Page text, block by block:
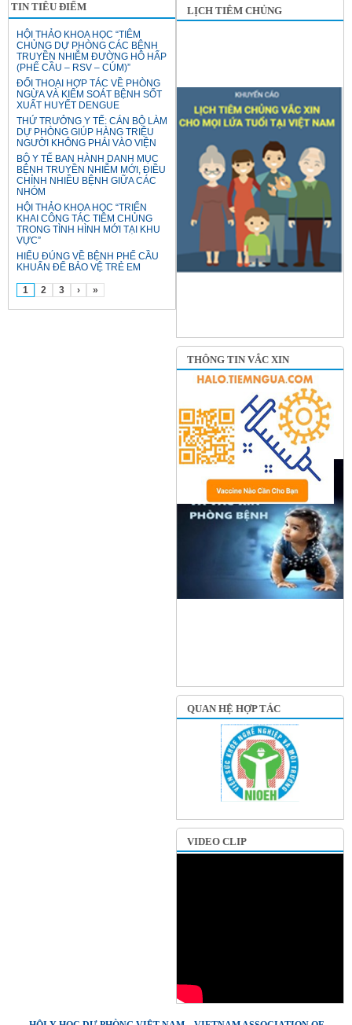
TIN TIÊU ĐIỂM
HỘI THẢO KHOA HỌC “TIÊM
CHỦNG DỰ PHÒNG CÁC BỆNH
TRUYỀN NHIỄM ĐƯỜNG HÔ HẤP
(PHẾ CẦU – RSV – CÚM)”
ĐỐI THOẠI HỢP TÁC VỀ PHÒNG
NGỪA VÀ KIỂM SOÁT BỆNH SỐT
XUẤT HUYẾT DENGUE
THỨ TRƯỞNG Y TẾ: CÁN BỘ LÀM
DỰ PHÒNG GIÚP HÀNG TRIỆU
NGƯỜI KHÔNG PHẢI VÀO VIỆN
BỘ Y TẾ BAN HÀNH DANH MỤC
BỆNH TRUYỀN NHIỄM MỚI, ĐIỀU
CHỈNH NHIỀU BỆNH GIỮA CÁC
NHÓM
HỘI THẢO KHOA HỌC “TRIỂN
KHAI CÔNG TÁC TIÊM CHỦNG
TRONG TÌNH HÌNH MỚI TẠI KHU
VỰC”
HIỂU ĐÚNG VỀ BỆNH PHẾ CẦU
KHUẨN ĐỂ BẢO VỆ TRẺ EM
1 2 3 › »
LỊCH TIÊM CHỦNG
THÔNG TIN VẮC XIN
QUAN HỆ HỢP TÁC
VIDEO CLIP